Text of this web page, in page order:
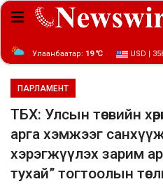
Улаанбаатар: 19 ℃ USD |
ПАРЛАМЕНТ
ТБХ: Улсын төсвийн
арга хэмжээг
хэрэгжүүлэх зарим
тухай” тогтоолын